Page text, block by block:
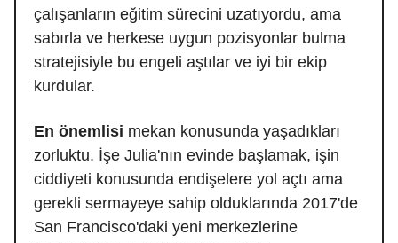
çalışanların eğitim sürecini uzatıyordu, ama
sabırla ve herkese uygun pozisyonlar bulma
stratejisiyle bu engeli aştılar ve iyi bir ekip
kurdular.
En önemlisi mekan konusunda yaşadıkları
zorluktu. İşe Julia'nın evinde başlamak, işin
ciddiyeti konusunda endişelere yol açtı ama
gerekli sermayeye sahip olduklarında 2017'de
San Francisco'daki yeni merkezlerine